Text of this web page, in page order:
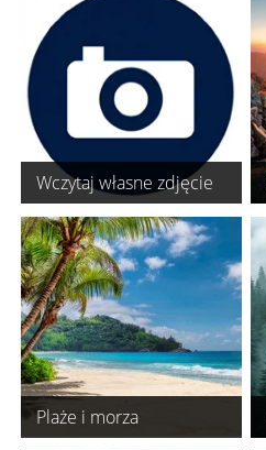
Wczytaj własne zdjęcie
Plaże i morza